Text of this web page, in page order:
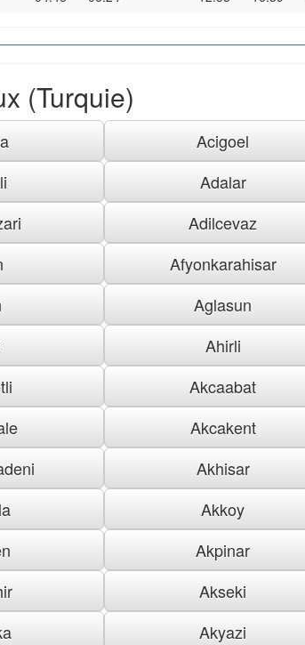
(Turquie)
Acigoel
Adalar
Adilcevaz
Afyonkarahisar
Aglasun
Ahirli
Akcaabat
Akcakent
Akhisar
Akkoy
Akpinar
Akseki
Akyazi